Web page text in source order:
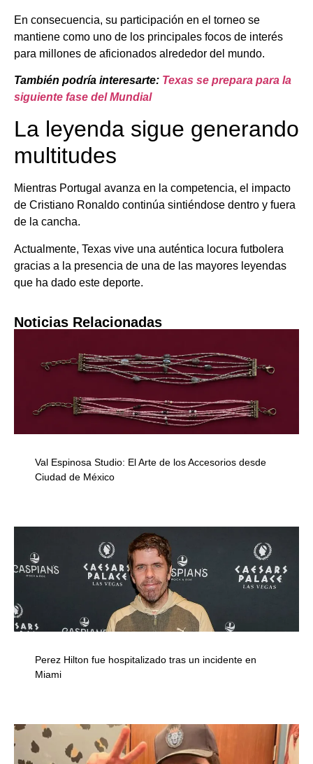
En consecuencia, su participación en el torneo se
mantiene como uno de los principales focos de interés
para millones de aficionados alrededor del mundo.
También podría interesarte: Texas se prepara para la
siguiente fase del Mundial
La leyenda sigue generando
multitudes
Mientras Portugal avanza en la competencia, el impacto
de Cristiano Ronaldo continúa sintiéndose dentro y fuera
de la cancha.
Actualmente, Texas vive una auténtica locura futbolera
gracias a la presencia de una de las mayores leyendas
que ha dado este deporte.
Noticias Relacionadas
Val Espinosa Studio: El Arte de los Accesorios desde
Ciudad de México
Perez Hilton fue hospitalizado tras un incidente en
Miami